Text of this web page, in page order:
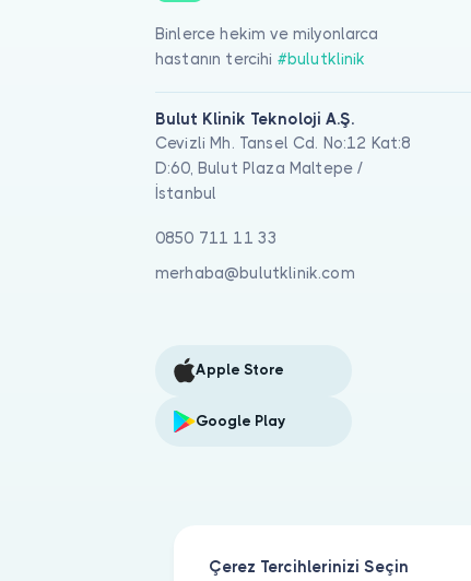
Çerez Tercihlerinizi Seçin
Binlerce hekim ve milyonlarca
hastanın tercihi #bulutklinik
Bulut Klinik Teknoloji A.Ş.
Cevizli Mh. Tansel Cd. No:12 Kat:8
D:60, Bulut Plaza Maltepe /
İstanbul
0850 711 11 33
merhaba@bulutklinik.com
Apple Store
Google Play